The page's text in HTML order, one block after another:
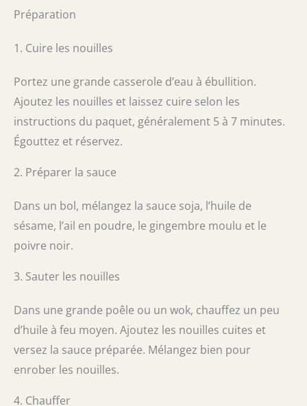
Préparation
1. Cuire les nouilles
Portez une grande casserole d’eau à ébullition.
Ajoutez les nouilles et laissez cuire selon les
instructions du paquet, généralement 5 à 7 minutes.
Égouttez et réservez.
2. Préparer la sauce
Dans un bol, mélangez la sauce soja, l’huile de
sésame, l’ail en poudre, le gingembre moulu et le
poivre noir.
3. Sauter les nouilles
Dans une grande poêle ou un wok, chauffez un peu
d’huile à feu moyen. Ajoutez les nouilles cuites et
versez la sauce préparée. Mélangez bien pour
enrober les nouilles.
4. Chauffer